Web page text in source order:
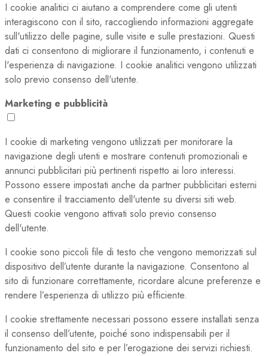
I cookie analitici ci aiutano a comprendere come gli utenti
interagiscono con il sito, raccogliendo informazioni aggregate
sull'utilizzo delle pagine, sulle visite e sulle prestazioni. Questi
dati ci consentono di migliorare il funzionamento, i contenuti e
l'esperienza di navigazione. I cookie analitici vengono utilizzati
solo previo consenso dell'utente.
Marketing e pubblicità
I cookie di marketing vengono utilizzati per monitorare la
navigazione degli utenti e mostrare contenuti promozionali e
annunci pubblicitari più pertinenti rispetto ai loro interessi.
Possono essere impostati anche da partner pubblicitari esterni
e consentire il tracciamento dell'utente su diversi siti web.
Questi cookie vengono attivati solo previo consenso
dell'utente.
I cookie sono piccoli file di testo che vengono memorizzati sul
dispositivo dell’utente durante la navigazione. Consentono al
sito di funzionare correttamente, ricordare alcune preferenze e
rendere l’esperienza di utilizzo più efficiente.
I cookie strettamente necessari possono essere installati senza
il consenso dell’utente, poiché sono indispensabili per il
funzionamento del sito e per l’erogazione dei servizi richiesti.